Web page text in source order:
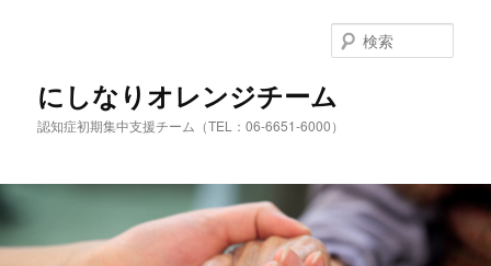
にしなりオレンジチーム
認知症初期集中支援チーム（TEL：06-6651-6000）
索